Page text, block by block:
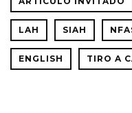
LAH SIAH
ENGLISH TIRO A